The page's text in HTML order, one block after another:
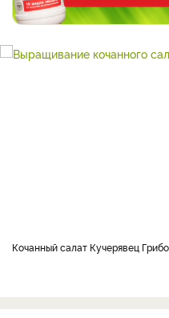
Кочанный салат Кучерявец